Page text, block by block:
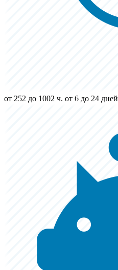
от 252 до 1002 ч. от 6 до 24 дней